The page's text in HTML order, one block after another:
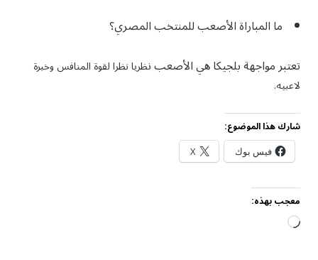
ما المباراة الأصعب للمنتخب المصري؟
تعتبر مواجهة بلجيكا هي الأصعب نظريا نظرا لقوة المنافس وخبرة
لاعبيه.
شارك هذا الموضوع:
فيس بوك X
معجب بهذه:
جاري